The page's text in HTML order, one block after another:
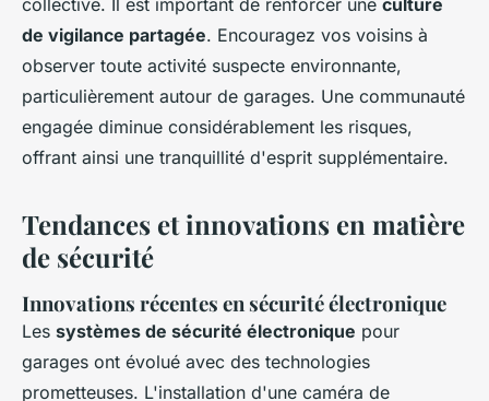
de vigilance partagée. Encouragez vos voisins à
observer toute activité suspecte environnante,
particulièrement autour de garages. Une communauté
engagée diminue considérablement les risques,
offrant ainsi une tranquillité d'esprit supplémentaire.
Tendances et innovations en matière
de sécurité
Innovations récentes en sécurité électronique
Les systèmes de sécurité électronique pour
garages ont évolué avec des technologies
prometteuses. L'installation d'une caméra de